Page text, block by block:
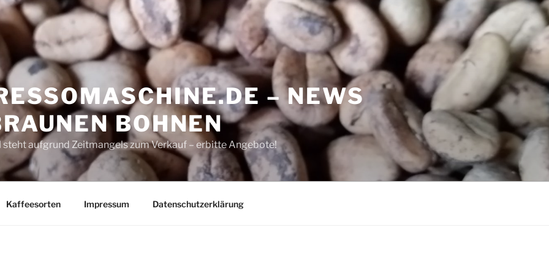
– NEWS
BOHNEN
aufgrund Zeitmangels zum Verkauf – erbitte Angebote!
Kaffeesorten Impressum Datenschutzerklärung